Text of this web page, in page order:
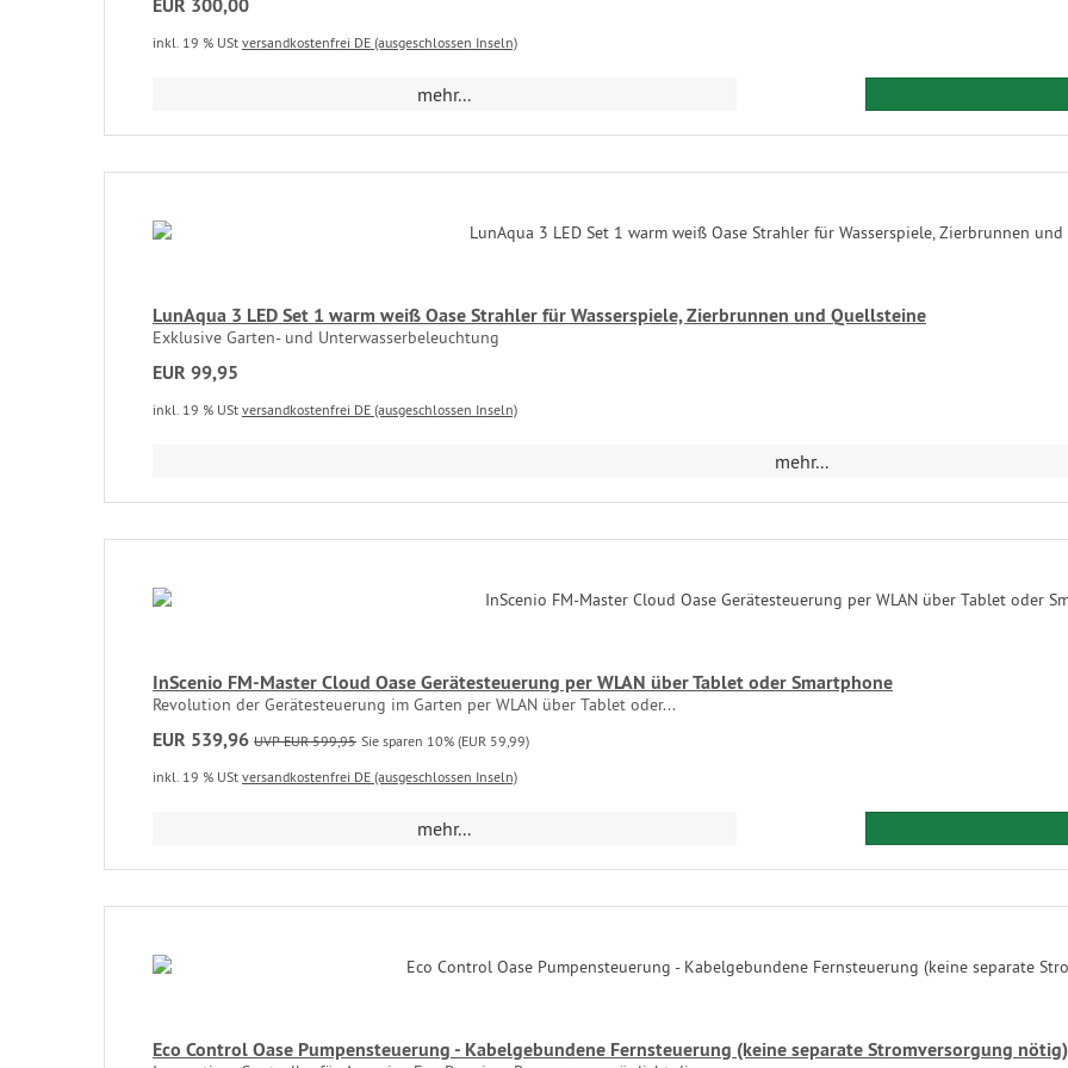
EUR 300,00
inkl. 19 % USt versandkostenfrei DE (ausgeschlossen Inseln)
mehr...
LunAqua 3 LED Set 1 warm weiß Oase Strahler für Wasserspiele, Zierbrunnen und Quellsteine
Exklusive Garten- und Unterwasserbeleuchtung
EUR 99,95
inkl. 19 % USt versandkostenfrei DE (ausgeschlossen Inseln)
mehr...
InScenio FM-Master Cloud Oase Gerätesteuerung per WLAN über Tablet oder Smartphone
Revolution der Gerätesteuerung im Garten per WLAN über Tablet oder...
EUR 539,96 UVP EUR 599,95 Sie sparen 10% (EUR 59,99)
inkl. 19 % USt versandkostenfrei DE (ausgeschlossen Inseln)
mehr...
Eco Control Oase Pumpensteuerung - Kabelgebundene Fernsteuerung (keine separate Stromversorgung nötig)